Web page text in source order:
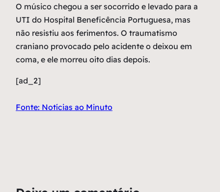
O músico chegou a ser socorrido e levado para a
UTI do Hospital Beneficência Portuguesa, mas
não resistiu aos ferimentos. O traumatismo
craniano provocado pelo acidente o deixou em
coma, e ele morreu oito dias depois.
[ad_2]
Fonte: Notícias ao Minuto